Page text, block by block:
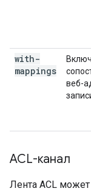
with-
mappings
веб-
ACL-канал
Лента ACL